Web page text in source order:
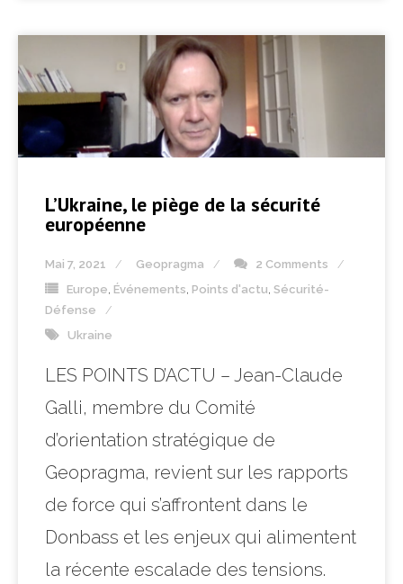
L’Ukraine, le piège de la sécurité
européenne
Mai 7, 2021 Geopragma
2 Comments
Europe Événements Points d'actu Sécurité-
Défense
Ukraine
LES POINTS D’ACTU – Jean-Claude
Galli, membre du Comité
d’orientation stratégique de
Geopragma, revient sur les rapports
de force qui s’affrontent dans le
Donbass et les enjeux qui alimentent
la récente escalade des tensions.